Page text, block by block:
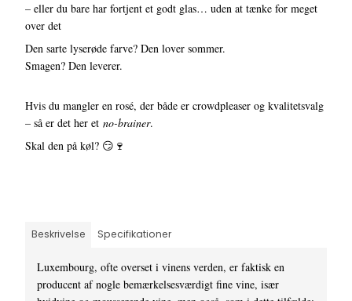
– eller du bare har fortjent et godt glas… uden at tænke for meget
over det
Den sarte lyserøde farve? Den lover sommer.
Smagen? Den leverer.
Hvis du mangler en rosé, der både er crowdpleaser og kvalitetsvalg
– så er det her etno-brainer.
Skal den på køl? 😏🍷
Beskrivelse Specifikationer
Luxembourg, ofte overset i vinens verden, er faktisk en
producent af nogle bemærkelsesværdigt fine vine, især